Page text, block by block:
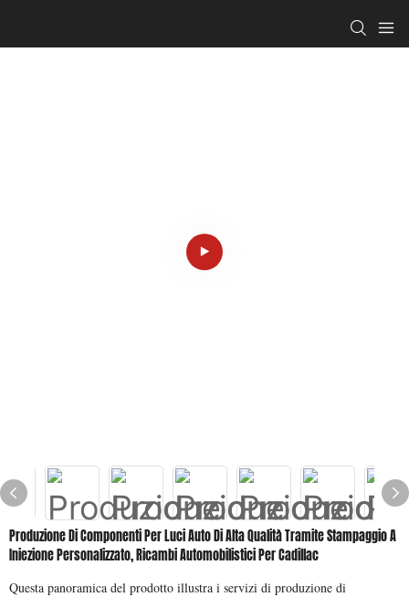
Produzione Di Componenti Per Luci Auto Di Alta Qualità Tramite Stampaggio A
Iniezione Personalizzato, Ricambi Automobilistici Per Cadillac
Questa panoramica del prodotto illustra i servizi di produzione di